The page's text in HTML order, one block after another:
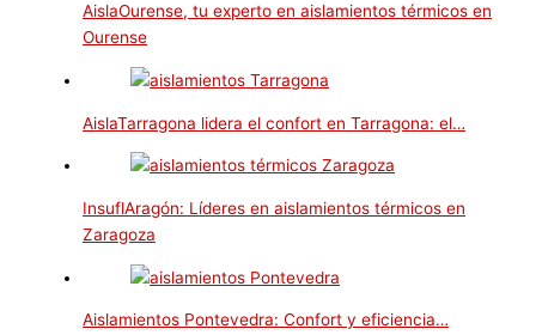
AislaOurense, tu experto en aislamientos térmicos en
Ourense
AislaTarragona lidera el confort en Tarragona: el…
InsuflAragón: Líderes en aislamientos térmicos en
Zaragoza
Aislamientos Pontevedra: Confort y eficiencia…